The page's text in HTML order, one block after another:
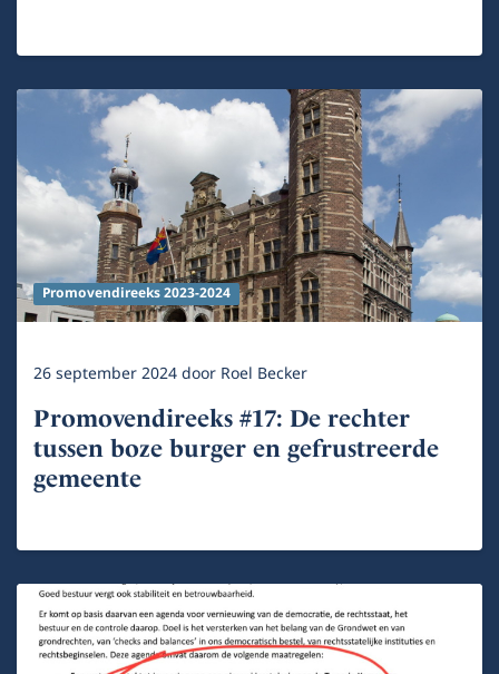
Promovendireeks 2023-2024
26 september 2024door Roel Becker
Promovendireeks #17: De rechter
tussen boze burger en gefrustreerde
gemeente